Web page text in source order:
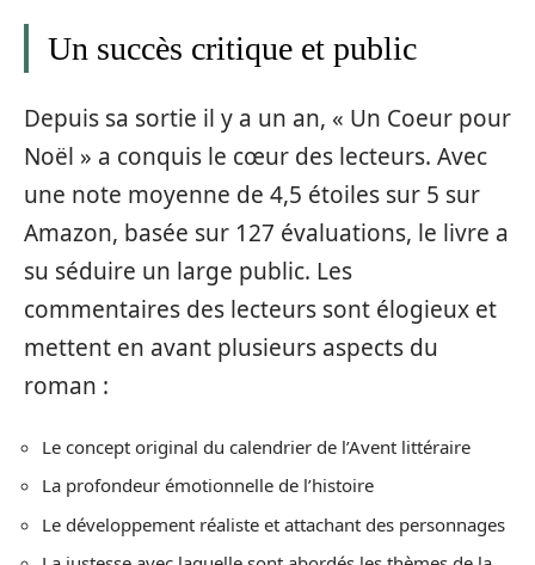
Un succès critique et public
Depuis sa sortie il y a un an, « Un Coeur pour
Noël » a conquis le cœur des lecteurs. Avec
une note moyenne de 4,5 étoiles sur 5 sur
Amazon, basée sur 127 évaluations, le livre a
su séduire un large public. Les
commentaires des lecteurs sont élogieux et
mettent en avant plusieurs aspects du
roman :
Le concept original du calendrier de l’Avent littéraire
La profondeur émotionnelle de l’histoire
Le développement réaliste et attachant des personnages